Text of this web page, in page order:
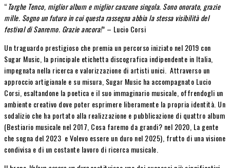
“Targhe Tenco, miglior album e miglior canzone singola. Sono onorato, grazie
mille. Sogno un futuro in cui questa rassegna abbia la stessa visibilità del
festival di Sanremo. Grazie ancora!” – Lucio Corsi
Un traguardo prestigioso che premia un percorso iniziato nel 2019 con
Sugar Music, la principale etichetta discografica indipendente in Italia,
impegnata nella ricerca e valorizzazione di artisti unici. Attraverso un
approccio artigianale e su misura, Sugar Music ha accompagnato Lucio
Corsi, esaltandone la poetica e il suo immaginario musicale, offrendogli un
ambiente creativo dove poter esprimere liberamente la propria identità. Un
sodalizio che ha portato alla realizzazione e pubblicazione di quattro album
(Bestiario musicale nel 2017, Cosa faremo da grandi? nel 2020, La gente
che sogna del 2023 e Volevo essere un duro nel 2025), frutto di una visione
condivisa e di un costante lavoro di ricerca musicale.